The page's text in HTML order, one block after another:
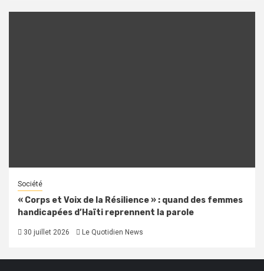
Société
« Corps et Voix de la Résilience » : quand des femmes
handicapées d’Haïti reprennent la parole
30 juillet 2026 Le Quotidien News